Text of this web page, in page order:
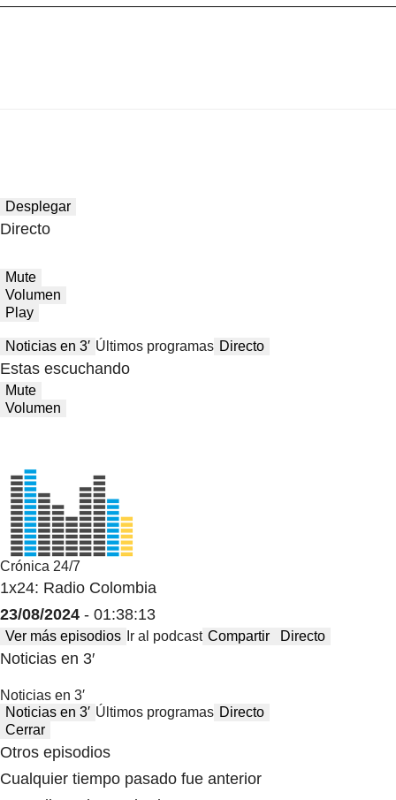
Desplegar
Directo
Mute
Volumen
Play
Noticias en 3′ Últimos programas Directo
Estas escuchando
Mute
Volumen
Crónica 24/7
1x24: Radio Colombia
23/08/2024 - 01:38:13
Ver más episodios Ir al podcast Compartir Directo
Noticias en 3′
Noticias en 3′
Noticias en 3′ Últimos programas Directo
Cerrar
Otros episodios
Cualquier tiempo pasado fue anterior